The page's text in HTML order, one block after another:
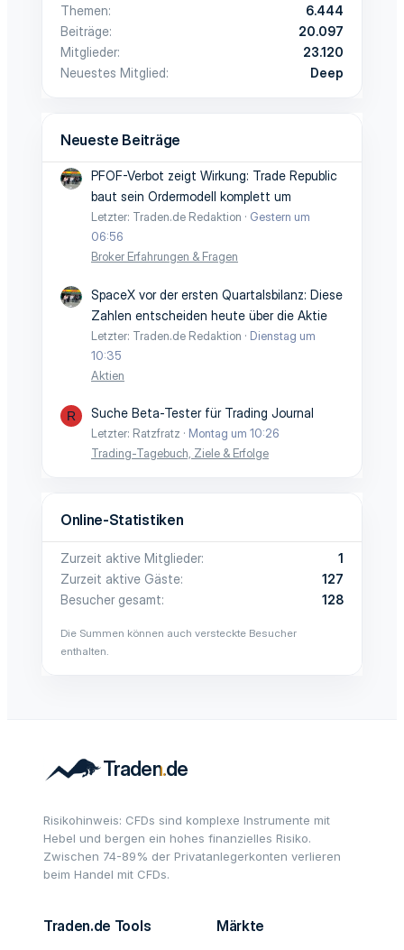
Themen
6.444
Beiträge
20.097
Mitglieder
23.120
Neuestes Mitglied
Deep
Neueste Beiträge
PFOF-Verbot zeigt Wirkung: Trade Republic
baut sein Ordermodell komplett um
Letzter: Traden.de Redaktion
Gestern um
06:56
Broker Erfahrungen & Fragen
SpaceX vor der ersten Quartalsbilanz: Diese
Zahlen entscheiden heute über die Aktie
Letzter: Traden.de Redaktion
Dienstag um
10:35
Aktien
R Suche Beta-Tester für Trading Journal
Letzter: Ratzfratz
Montag um 10:26
Trading-Tagebuch, Ziele & Erfolge
Online-Statistiken
Zurzeit aktive Mitglieder
1
Zurzeit aktive Gäste
127
Besucher gesamt
128
Die Summen können auch versteckte Besucher
enthalten.
Risikohinweis: CFDs sind komplexe Instrumente mit
Hebel und bergen ein hohes finanzielles Risiko.
Zwischen 74-89% der Privatanlegerkonten verlieren
beim Handel mit CFDs.
Traden.de Tools Märkte